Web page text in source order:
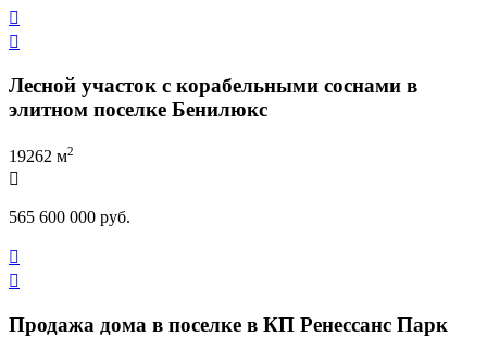


Лесной участок с корабельными соснами в
элитном поселке Бенилюкс
19262 м2

565 600 000 руб.


Продажа дома в поселке в КП Ренессанс Парк